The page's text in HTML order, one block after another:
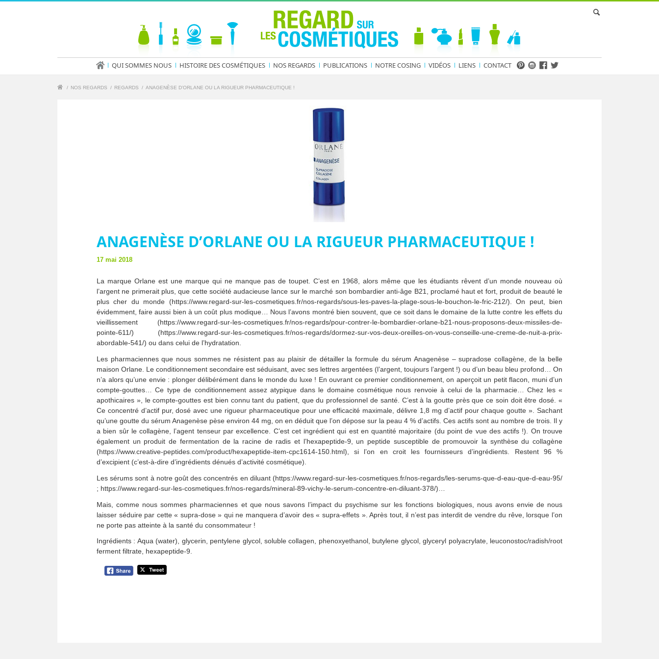
QUI SOMMES NOUS HISTOIRE DES COSMÉTIQUES NOS REGARDS PUBLICATIONS NOTRE COSING VIDÉOS LIENS CONTACT
/ NOS REGARDS / REGARDS / ANAGENÈSE D’ORLANE OU LA RIGUEUR PHARMACEUTIQUE !
ANAGENÈSE D’ORLANE OU LA RIGUEUR PHARMACEUTIQUE !
17 mai 2018
La marque Orlane est une marque qui ne manque pas de toupet. C’est en 1968, alors même que les étudiants rêvent d’un monde nouveau où
l’argent ne primerait plus, que cette société audacieuse lance sur le marché son bombardier anti-âge B21, proclamé haut et fort, produit de beauté le
plus cher du monde (https://www.regard-sur-les-cosmetiques.fr/nos-regards/sous-les-paves-la-plage-sous-le-bouchon-le-fric-212/). On peut, bien
évidemment, faire aussi bien à un coût plus modique… Nous l’avons montré bien souvent, que ce soit dans le domaine de la lutte contre les effets du
vieillissement (https://www.regard-sur-les-cosmetiques.fr/nos-regards/pour-contrer-le-bombardier-orlane-b21-nous-proposons-deux-missiles-de-
pointe-611/) (https://www.regard-sur-les-cosmetiques.fr/nos-regards/dormez-sur-vos-deux-oreilles-on-vous-conseille-une-creme-de-nuit-a-prix-
abordable-541/) ou dans celui de l’hydratation.
Les pharmaciennes que nous sommes ne résistent pas au plaisir de détailler la formule du sérum Anagenèse – supradose collagène, de la belle
maison Orlane. Le conditionnement secondaire est séduisant, avec ses lettres argentées (l’argent, toujours l’argent !) ou d’un beau bleu profond… On
n’a alors qu’une envie : plonger délibérément dans le monde du luxe ! En ouvrant ce premier conditionnement, on aperçoit un petit flacon, muni d’un
compte-gouttes… Ce type de conditionnement assez atypique dans le domaine cosmétique nous renvoie à celui de la pharmacie… Chez les «
apothicaires », le compte-gouttes est bien connu tant du patient, que du professionnel de santé. C’est à la goutte près que ce soin doit être dosé. «
Ce concentré d’actif pur, dosé avec une rigueur pharmaceutique pour une efficacité maximale, délivre 1,8 mg d’actif pour chaque goutte ». Sachant
qu’une goutte du sérum Anagenèse pèse environ 44 mg, on en déduit que l’on dépose sur la peau 4 % d’actifs. Ces actifs sont au nombre de trois. Il y
a bien sûr le collagène, l’agent tenseur par excellence. C’est cet ingrédient qui est en quantité majoritaire (du point de vue des actifs !). On trouve
également un produit de fermentation de la racine de radis et l’hexapeptide-9, un peptide susceptible de promouvoir la synthèse du collagène
(https://www.creative-peptides.com/product/hexapeptide-item-cpc1614-150.html), si l’on en croit les fournisseurs d’ingrédients. Restent 96 %
d’excipient (c’est-à-dire d’ingrédients dénués d’activité cosmétique).
Les sérums sont à notre goût des concentrés en diluant (https://www.regard-sur-les-cosmetiques.fr/nos-regards/les-serums-que-d-eau-que-d-eau-95/
; https://www.regard-sur-les-cosmetiques.fr/nos-regards/mineral-89-vichy-le-serum-concentre-en-diluant-378/)…
Mais, comme nous sommes pharmaciennes et que nous savons l’impact du psychisme sur les fonctions biologiques, nous avons envie de nous
laisser séduire par cette « supra-dose » qui ne manquera d’avoir des « supra-effets ». Après tout, il n’est pas interdit de vendre du rêve, lorsque l’on
ne porte pas atteinte à la santé du consommateur !
Ingrédients : Aqua (water), glycerin, pentylene glycol, soluble collagen, phenoxyethanol, butylene glycol, glyceryl polyacrylate, leuconostoc/radish/root
ferment filtrate, hexapeptide-9.